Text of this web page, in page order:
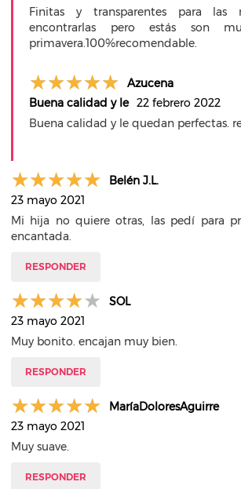
Finitas y transparentes para las
encontrarlas pero estás son
primavera.100%recomendable.
Azucena
Buena calidad y le 22 febrero 2022
Buena calidad y le quedan perfectas.
Belén J.L.
23 mayo 2021
Mi hija no quiere otras, las pedí para
encantada.
RESPONDER
SOL
23 mayo 2021
Muy bonito. encajan muy bien.
RESPONDER
MaríaDoloresAguirre
23 mayo 2021
Muy suave.
RESPONDER